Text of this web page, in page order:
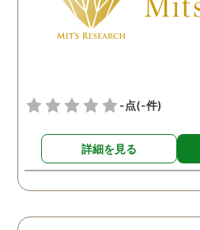
らの言葉には本当に励まさ
れました。これからも弁護
士同様にサポートをお願い
-点(-件)
詳細を見る